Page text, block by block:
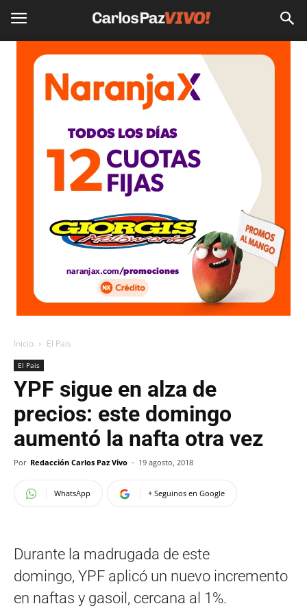
Inicio El Pais
El Pais
YPF sigue en alza de
precios: este domingo
aumentó la nafta otra vez
Por Redacción Carlos Paz Vivo - 19 agosto, 2018
WhatsApp + Seguinos en Google
Durante la madrugada de este
domingo, YPF aplicó un nuevo incremento
en naftas y gasoil, cercana al 1%.